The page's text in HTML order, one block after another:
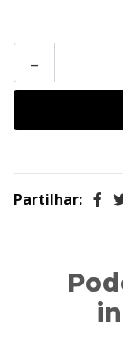
-
Partilhar: